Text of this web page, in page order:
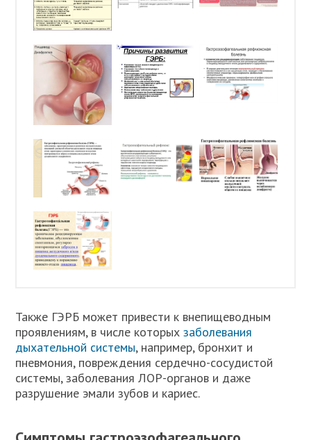
Также ГЭРБ может привести к внепищеводным
проявлениям, в числе которыхзаболевания
дыхательной системы, например, бронхит и
пневмония, повреждения сердечно-сосудистой
системы, заболевания ЛОР-органов и даже
разрушение эмали зубов и кариес.